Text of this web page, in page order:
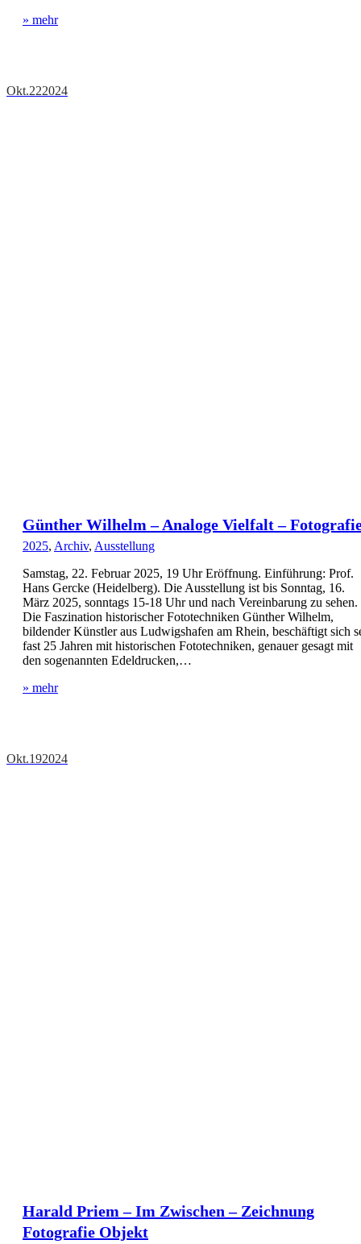
» mehr
Okt.222024
Günther Wilhelm – Analoge Vielfalt –
2025, Archiv, Ausstellung
Samstag, 22. Februar 2025, 19 Uhr Eröffnung. Einführung: Prof.
Hans Gercke (Heidelberg). Die Ausstellung ist bis Sonntag, 16.
März 2025, sonntags 15-18 Uhr und nach Vereinbarung zu sehen.
Die Faszination historischer Fototechniken Günther Wilhelm,
bildender Künstler aus Ludwigshafen am Rhein, beschäftigt sich
fast 25 Jahren mit historischen Fototechniken, genauer gesagt mit
den sogenannten Edeldrucken,…
» mehr
Okt.192024
Harald Priem – Im Zwischen – Zeichnung
Fotografie Objekt